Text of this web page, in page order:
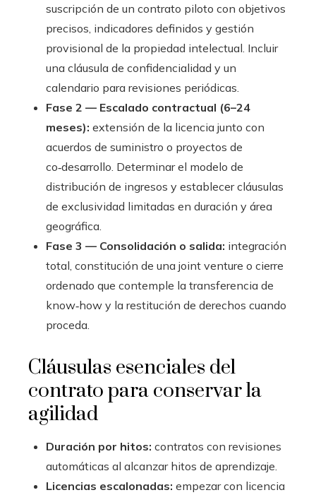
suscripción de un contrato piloto con objetivos
precisos, indicadores definidos y gestión
provisional de la propiedad intelectual. Incluir
una cláusula de confidencialidad y un
calendario para revisiones periódicas.
Fase 2 — Escalado contractual (6–24
meses): extensión de la licencia junto con
acuerdos de suministro o proyectos de
co‑desarrollo. Determinar el modelo de
distribución de ingresos y establecer cláusulas
de exclusividad limitadas en duración y área
geográfica.
Fase 3 — Consolidación o salida: integración
total, constitución de una joint venture o cierre
ordenado que contemple la transferencia de
know‑how y la restitución de derechos cuando
proceda.
Cláusulas esenciales del
contrato para conservar la
agilidad
Duración por hitos: contratos con revisiones
automáticas al alcanzar hitos de aprendizaje.
Licencias escalonadas: empezar con licencia